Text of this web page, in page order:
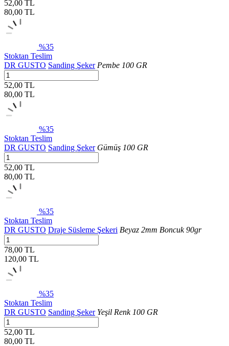
52,00 TL
80,00 TL
%35
Stoktan Teslim
DR GUSTO Sanding Şeker Pembe 100 GR
52,00 TL
80,00 TL
%35
Stoktan Teslim
DR GUSTO Sanding Şeker Gümüş 100 GR
52,00 TL
80,00 TL
%35
Stoktan Teslim
DR GUSTO Draje Süsleme Şekeri Beyaz 2mm Boncuk 90gr
78,00 TL
120,00 TL
%35
Stoktan Teslim
DR GUSTO Sanding Şeker Yeşil Renk 100 GR
52,00 TL
80,00 TL